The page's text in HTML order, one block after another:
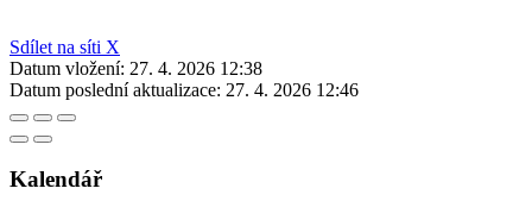
Sdílet na síti X
Datum vložení: 27. 4. 2026 12:38
Datum poslední aktualizace: 27. 4. 2026 12:46
Kalendář